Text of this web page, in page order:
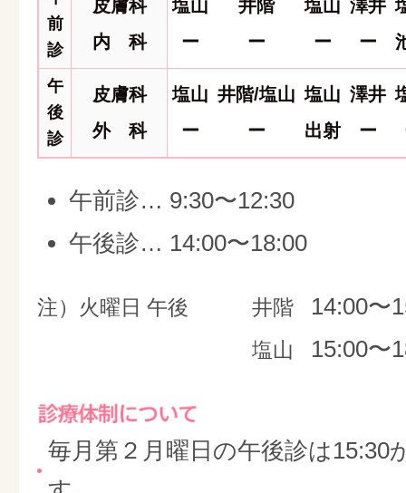
前
診
皮膚科
内 科
塩山
ー
井階
ー
塩山
ー
澤井
ー
午
後
診
皮膚科
外 科
塩山
ー
井階/塩山
ー
塩山
出射
澤井
ー
午前診… 9:30〜12:30
午後診… 14:00〜18:00
注）火曜日 午後 井階 14:00〜
塩山 15:00〜
毎月第２月曜日の午後診は15:30